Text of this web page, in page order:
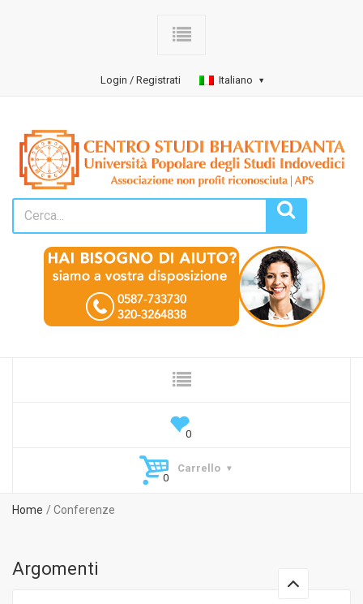
Login / Registrati Italiano
Carrello
Home Conferenze
Argomenti